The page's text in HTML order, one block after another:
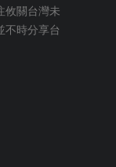
攸關台灣未
不時分享台